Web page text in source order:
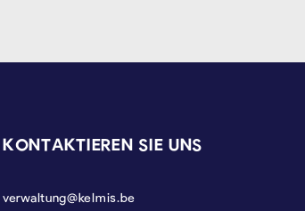
KONTAKTIEREN SIE UNS
verwaltung@kelmis.be